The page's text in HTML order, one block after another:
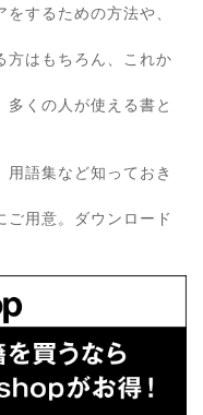
するための方法や、
方はもちろん、これか
多くの人が使える書と
語集など知っておき
ご用意。ダウンロード